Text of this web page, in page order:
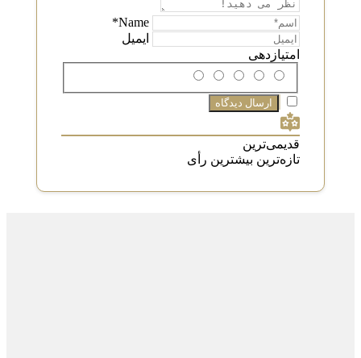
Name*
امتیازدهی
قدیمی‌ترین
تازه‌ترین بیشترین رأی